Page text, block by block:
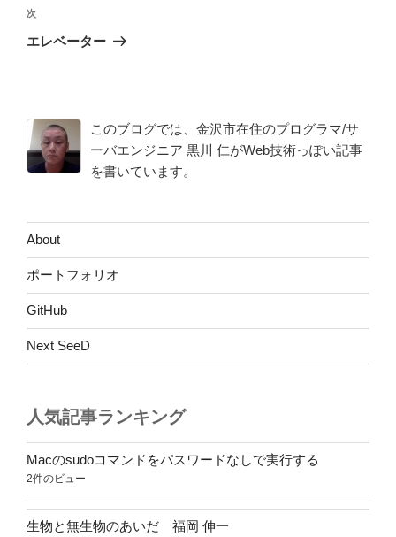
ビ
ゲ
ン
稿
次
の
次
エレベーター
このブログでは、金沢市在住のプログラマ/サ
ーバエンジニア 黒川 仁がWeb技術っぽい記事
を書いています。
About
ポートフォリオ
GitHub
Next SeeD
人気記事ランキング
Macのsudoコマンドをパスワードなしで実行する
2件のビュー
生物と無生物のあいだ 福岡 伸一